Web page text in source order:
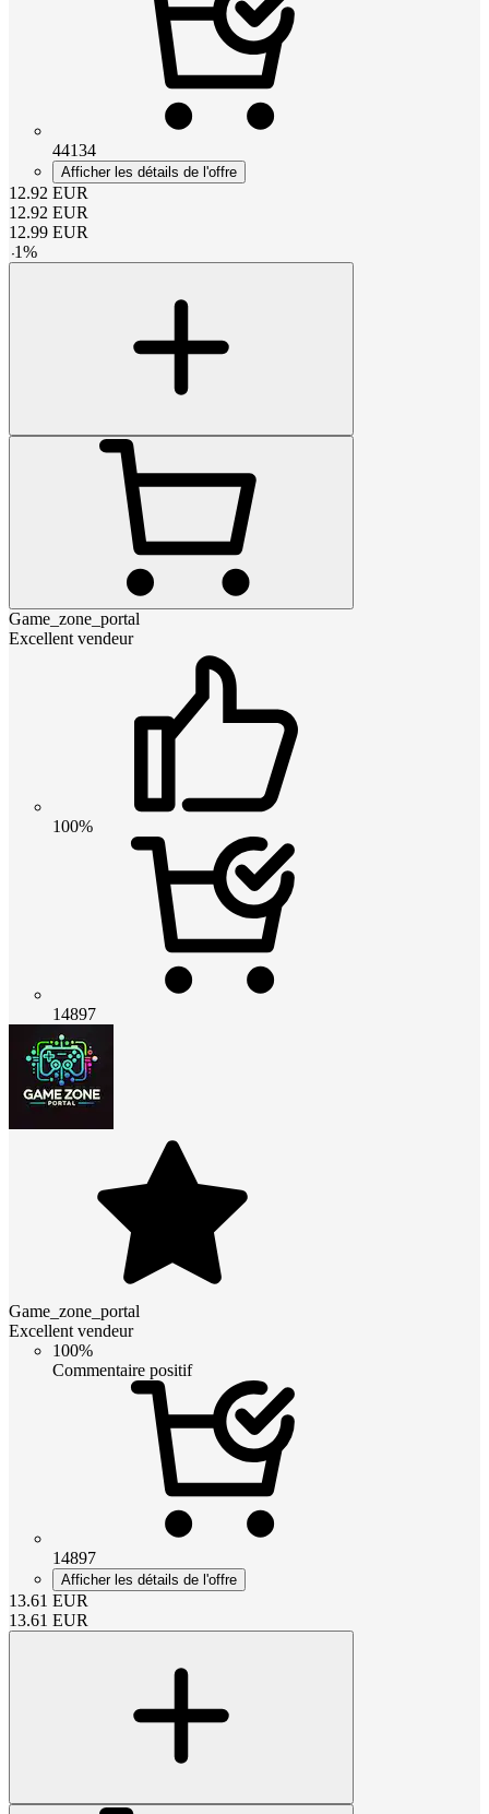
44134
Afficher les détails de l'offre
12.92 EUR
12.92 EUR
12.99 EUR
-1%
Game_zone_portal
Excellent vendeur
100%
14897
Game_zone_portal
Excellent vendeur
100%
Commentaire positif
14897
Afficher les détails de l'offre
13.61 EUR
13.61 EUR